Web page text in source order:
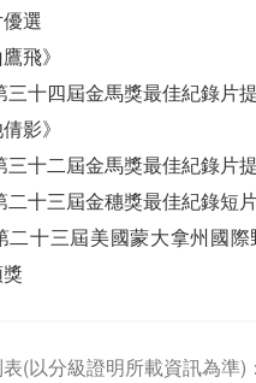
選
飛》
三十四屆金馬獎最佳紀錄片
影》
三十二屆金馬獎最佳紀錄片
二十三屆金穗獎最佳紀錄短
二十三屆美國蒙大拿州國
(以分級證明所載資訊為準)：